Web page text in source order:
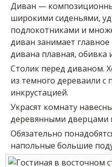
Диван —
широкими сиденьями,
подлокотниками и
диван занимает
дивана плавная, обивка
Столик перед диваном.
из темного дереваили с
инкрустацией.
Украсят комнату
деревянными дверцами
Обязательно
напольные большие